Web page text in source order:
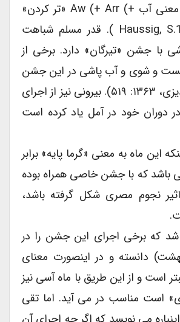
Vadr >vard به معنی آب +) Aw (+ Arr «تر کردن»
گرفته اند ( Haussig, S.158 ). قدر مسلم شباهت
با جشن «تیرگان» دارد. برخی از
شست و شوی و آب پاشی در این جشن
یاد کرده اند (گردیزی، ۱۳۶۳: ۵۱۹). بیرونی نیز از اجرای
دوران خود در آمل یاد کرده است
این ماه به معنی «گرما پایه» برابر
باشد که با جشن خاصی همراه بوده
نجوم مصری شکل گرفته باشد،
شد که برخی اجرای این جشن را در
دانسته و در اینصورت معنای
است و از این طریق با ماه آسی نیز
است مناسب در می آید. اما تقی